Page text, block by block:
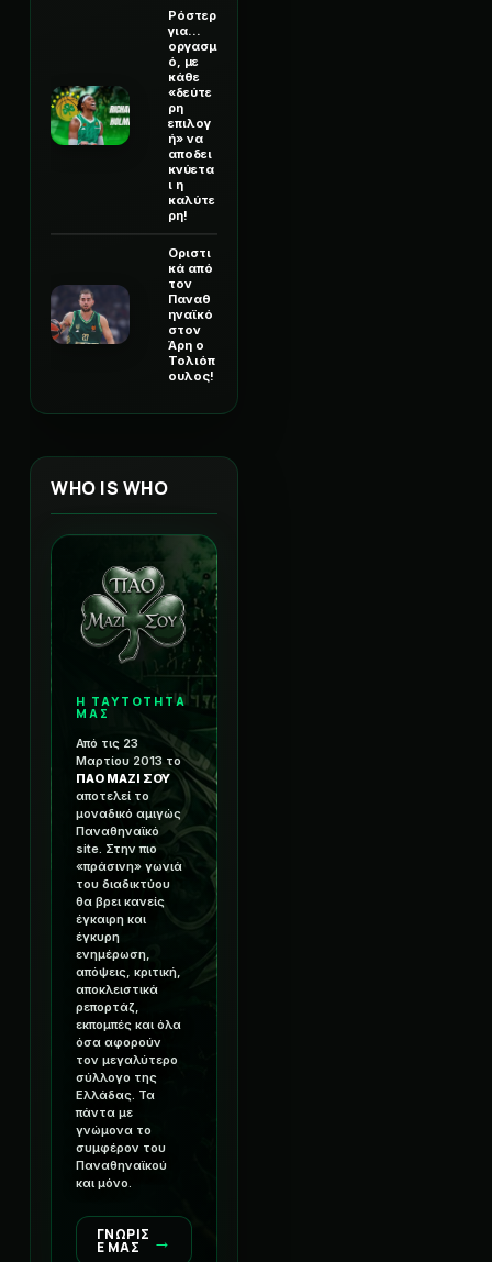
Ρόστερ
για...
οργασμ
ό, με
κάθε
«δεύτε
ρη
επιλογ
ή» να
αποδει
κνύετα
ι η
καλύτε
ρη!
Οριστι
κά από
τον
Παναθ
ηναϊκό
στον
Άρη ο
Τολιόπ
ουλος!
WHO IS WHO
Η ΤΑΥΤΟΤΗΤΑ
ΜΑΣ
Από τις 23
Μαρτίου 2013 το
ΠΑΟ ΜΑΖΙ ΣΟΥ
αποτελεί το
μοναδικό αμιγώς
Παναθηναϊκό
site. Στην πιο
«πράσινη» γωνιά
του διαδικτύου
θα βρει κανείς
έγκαιρη και
έγκυρη
ενημέρωση,
απόψεις, κριτική,
αποκλειστικά
ρεπορτάζ,
εκπομπές και όλα
όσα αφορούν
τον μεγαλύτερο
σύλλογο της
Ελλάδας. Τα
πάντα με
γνώμονα το
συμφέρον του
Παναθηναϊκού
και μόνο.
ΓΝΩΡΙΣ
Ε ΜΑΣ →